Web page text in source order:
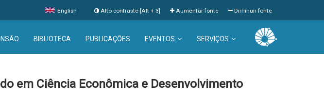
English Diminuir fonte
Aumentar fonte
Alto contraste [Alt + 3]
BIBLIOTECA PUBLICAÇÕES EVENTOS SERVIÇOS
em Ciência Econômica e Desenvolvimento